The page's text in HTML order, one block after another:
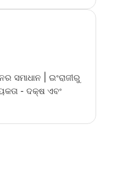
ସମାଧାନ |ଇଂରାଜୀରୁ
- ଦକ୍ଷ ଏବଂ